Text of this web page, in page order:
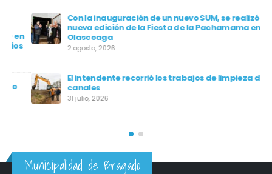
Con la inauguración de un nuevo SUM, se realizó una
nueva edición de la Fiesta de la Pachamama en
Olascoaga
2 agosto, 2026
El intendente recorrió los trabajos de limpieza de
canales
31 julio, 2026
Municipalidad de Bragado